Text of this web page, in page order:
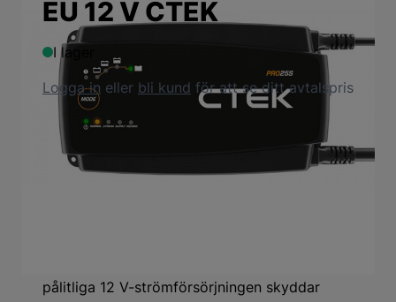
EU 12 V CTEK
I lager
Logga in eller bli kund för att se ditt avtalspris
Produktbeskrivning
pålitliga 12 V-strömförsörjningen skyddar